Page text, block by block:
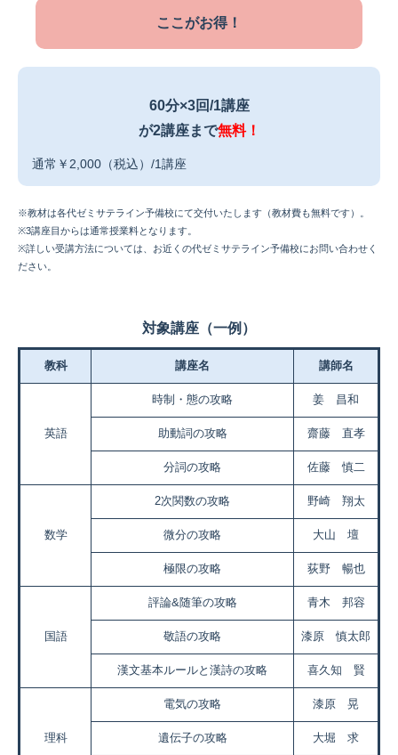
ここがお得！
60分×3回/1講座
が2講座まで無料！
通常￥2,000（税込）/1講座
※教材は各代ゼミサテライン予備校にて交付いたします（教材費も無料です）。
※3講座目からは通常授業料となります。
※詳しい受講⽅法については、お近くの代ゼミサテライン予備校にお問い合わせく
ださい。
対象講座（一例）
教科 講座名 講師名
英語
時制・態の攻略 姜 昌和
助動詞の攻略 齋藤 直孝
分詞の攻略 佐藤 慎二
数学
2次関数の攻略 野崎 翔太
微分の攻略 大山 壇
極限の攻略 荻野 暢也
国語
評論&随筆の攻略 青木 邦容
敬語の攻略 漆原 慎太郎
漢文基本ルールと漢詩の攻略 喜久知 賢
理科
電気の攻略 漆原 晃
遺伝子の攻略 大堀 求